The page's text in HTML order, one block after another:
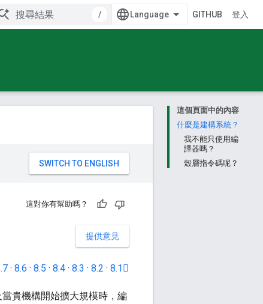
/ GITHUB 登入
這個頁面中的內容
什麼是建構系統？
我不能只使用編
譯器嗎？
殼層指令碼呢？
這對你有幫助嗎？
提供意見
· 8.6 · 8.5 · 8.4 · 8.3 · 8.2 · 8.1
貴機構開始擴大規模時，編